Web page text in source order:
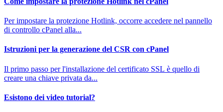
Per impostare la protezione Hotlink, occorre accedere nel pannello
di controllo cPanel alla...
Istruzioni per la generazione del CSR con cPanel
Il primo passo per l'installazione del certificato SSL è quello di
creare una chiave privata da...
Esistono dei video tutorial?